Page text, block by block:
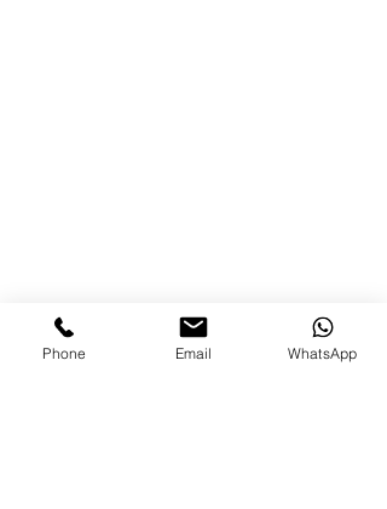
Phone Email WhatsApp